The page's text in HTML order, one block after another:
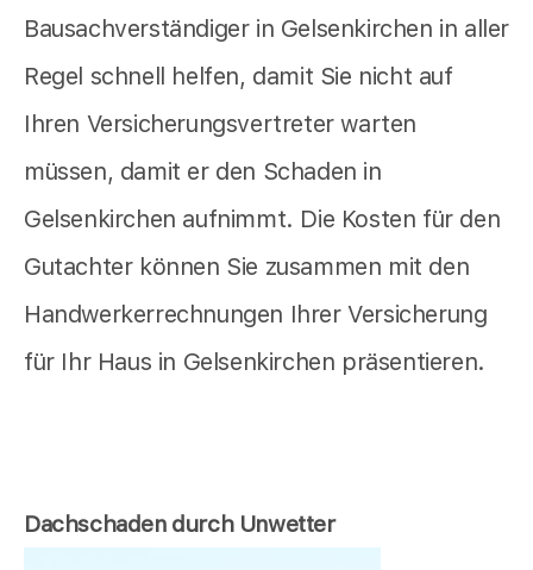
Bausachverständiger in Gelsenkirchen in aller
Regel schnell helfen, damit Sie nicht auf
Ihren Versicherungsvertreter warten
müssen, damit er den Schaden in
Gelsenkirchen aufnimmt. Die Kosten für den
Gutachter können Sie zusammen mit den
Handwerkerrechnungen Ihrer Versicherung
für Ihr Haus in Gelsenkirchen präsentieren.
Dachschaden durch Unwetter